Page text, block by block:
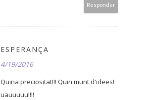
Responder
ESPERANÇA
4/19/2016
Quina preciositat!!! Quin munt d'idees!
uauuuuu!!!!